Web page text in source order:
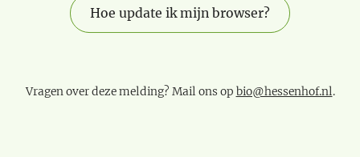
Hoe update ik mijn browser?
Vragen over deze melding? Mail ons op bio@hessenhof.nl.